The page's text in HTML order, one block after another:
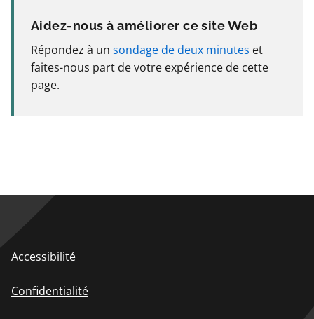
Aidez-nous à améliorer ce site Web
Répondez à un sondage de deux minutes et
faites-nous part de votre expérience de cette
page.
Accessibilité
Confidentialité